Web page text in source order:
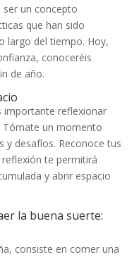
un concepto
que han sido
largo del tiempo. Hoy,
conoceréis
de año.
importante reflexionar
Tómate un momento
y desafíos. Reconoce tus
te permitirá
y abrir espacio
la buena suerte:
consiste en comer una